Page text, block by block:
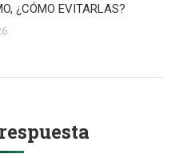
¿CÓMO EVITARLAS?